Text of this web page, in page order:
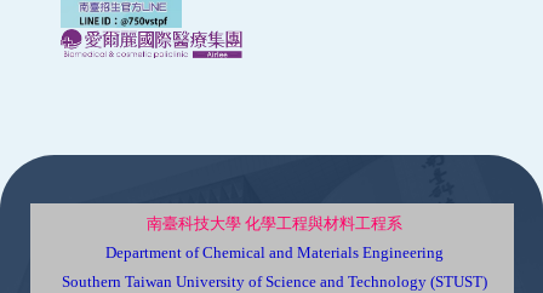
南臺科技大學 化學工程與材料工程系
Department of Chemical and Materials Engineering
Southern Taiwan University of Science and Technology (STUST)